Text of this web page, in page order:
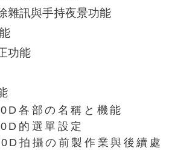
雜訊與手持夜景功能
功能
各部の名稱と機能
的選單設定
拍攝の前製作業與後續處